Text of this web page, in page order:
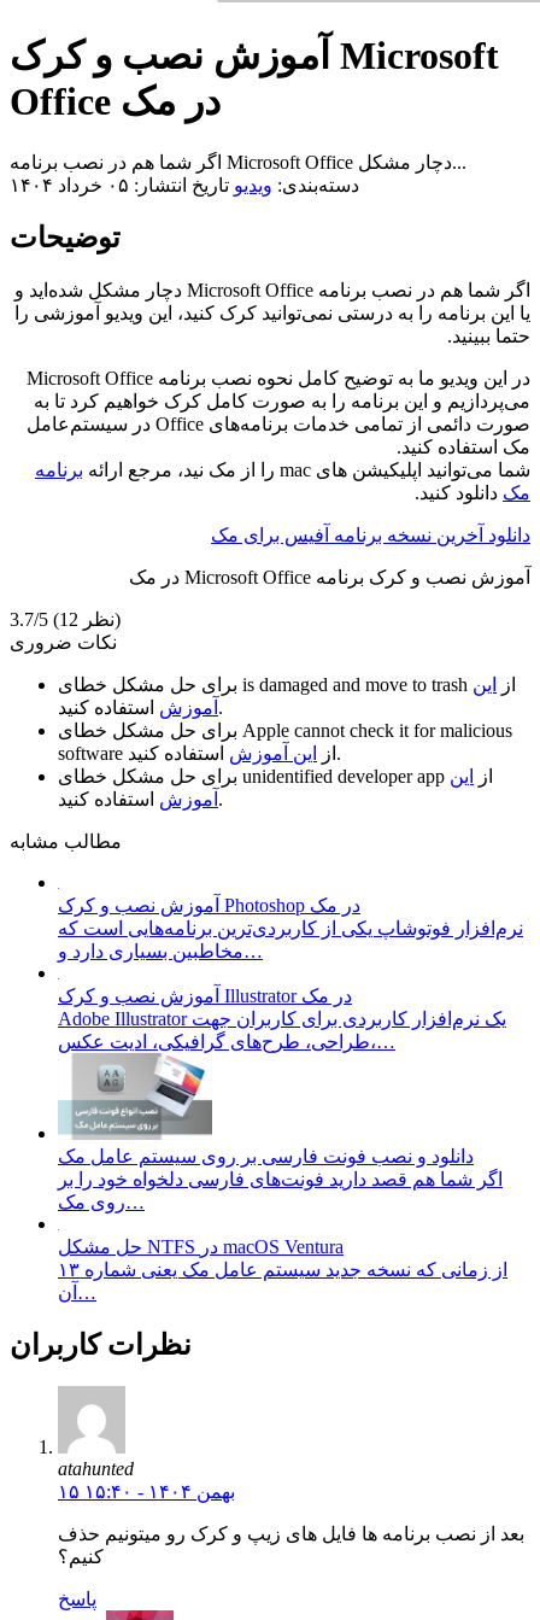
آموزش نصب و کرک Microsoft
Office در مک
اگر شما هم در نصب برنامه Microsoft Office دچار مشکل...
دسته‌بندی: ویدیو تاریخ انتشار: ۰۵ خرداد ۱۴۰۴
توضیحات
اگر شما هم در نصب برنامه Microsoft Office دچار مشکل شده‌اید و
یا این برنامه را به درستی نمی‌توانید کرک کنید، این ویدیو آموزشی را
حتما ببینید.
در این ویدیو ما به توضیح کامل نحوه نصب برنامه Microsoft Office
می‌پردازیم و این برنامه را به صورت کامل کرک خواهیم کرد تا به
صورت دائمی از تمامی خدمات برنامه‌های Office در سیستم‌عامل
مک استفاده کنید.
شما می‌توانید اپلیکیشن های mac را از مک نید، مرجع ارائه
برنامه
مک دانلود کنید.
دانلود آخرین نسخه برنامه آفیس برای مک
آموزش نصب و کرک برنامه Microsoft Office در مک
3.7/5
(12 نظر)
نکات ضروری
is damaged and move to trash از
این
آموزش استفاده کنید.
Apple cannot check it for malicious
software
از این آموزش
استفاده کنید.
unidentified developer app از
این
آموزش استفاده کنید.
مطالب مشابه
آموزش نصب و کرک Photoshop در مک
نرم‌افزار فوتوشاپ یکی از کاربردی‌ترین برنامه‌هایی است که
مخاطبین بسیاری دارد و…
آموزش نصب و کرک Illustrator در مک
Adobe Illustrator یک نرم‌افزار کاربردی برای کاربران جهت
طراحی، طرح‌های گرافیکی، ادیت عکس،…
دانلود و نصب فونت فارسی بر روی سیستم عامل مک
اگر شما هم قصد دارید فونت‌های فارسی دلخواه خود را بر
روی مک…
حل مشکل NTFS در macOS Ventura
از زمانی که نسخه جدید سیستم عامل مک یعنی شماره ۱۳
آن…
نظرات کاربران
atahunted
۱۵ بهمن ۱۴۰۴ - ۱۵:۴۰
بعد از نصب برنامه ها فایل های زیپ و کرک رو میتونیم حذف
کنیم؟
پاسخ